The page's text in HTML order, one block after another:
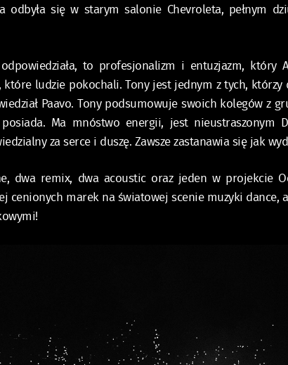
odbyła się w starym salonie Chevroleta, pełnym
to profesjonalizm i entuzjazm, który
ludzie pokochali. Tony jest jednym z tych, którzy
Paavo. Tony podsumowuje swoich kolegów z
Ma mnóstwo energii, jest nieustraszonym
za serce i duszę. Zawsze zastanawia się jak
dwa remix, dwa acoustic oraz jeden w projekcie
cenionych marek na światowej scenie muzyki